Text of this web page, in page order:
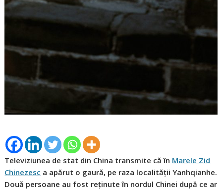
Televiziunea de stat din China transmite că în Marele Zid
Chinezesc a apărut o gaură, pe raza localității Yanhqianhe.
Două persoane au fost reținute în nordul Chinei după ce ar